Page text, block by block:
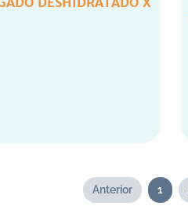
Anterior 1